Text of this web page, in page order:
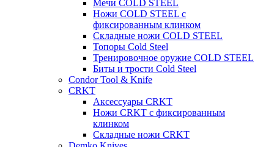
Мечи COLD STEEL
Ножи COLD STEEL с
фиксированным клинком
Складные ножи COLD STEEL
Топоры Cold Steel
Тренировочное оружие COLD STEEL
Биты и трости Cold Steel
Condor Tool & Knife
CRKT
Аксессуары CRKT
Ножи CRKT с фиксированным
клинком
Складные ножи CRKT